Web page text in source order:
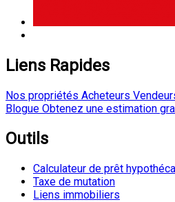
Liens Rapides
Nos propriétés Acheteurs
Blogue Obtenez une estimation
Outils
Calculateur de prêt
Taxe de mutation
Liens immobiliers